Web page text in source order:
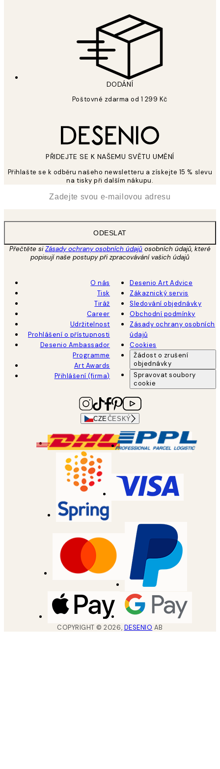
DODÁNÍ
Poštovné zdarma od 1 299 Kč
PŘIDEJTE SE K NAŠEMU SVĚTU UMĚNÍ
Přihlašte se k odběru našeho newsletteru a získejte 15 % slevu
na tisky při dalším nákupu.
ODESLAT
Přečtěte siZásady ochrany osobních údajů osobních údajů, které
popisují naše postupy při zpracovávání vašich údajů
O nás
Tisk
Tiráž
Career
Udržitelnost
Prohlášení o přístupnosti
Desenio Ambassador
Programme
Art Awards
Přihlášení (firma)
Desenio Art Advice
Zákaznický servis
Sledování objednávky
Obchodní podmínky
Zásady ochrany osobních
údajů
Cookies
Žádost o zrušení
objednávky
Spravovat soubory
cookie
CZE ČESKÝ
COPYRIGHT ©2026, DESENIO AB